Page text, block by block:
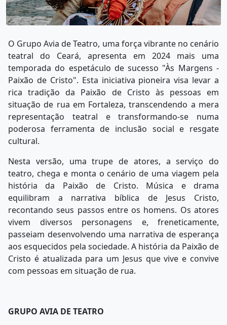
O Grupo Avia de Teatro, uma força vibrante no cenário
teatral do Ceará, apresenta em 2024 mais uma
temporada do espetáculo de sucesso "Às Margens -
Paixão de Cristo". Esta iniciativa pioneira visa levar a
rica tradição da Paixão de Cristo às pessoas em
situação de rua em Fortaleza, transcendendo a mera
representação teatral e transformando-se numa
poderosa ferramenta de inclusão social e resgate
cultural.
Nesta versão, uma trupe de atores, a serviço do
teatro, chega e monta o cenário de uma viagem pela
história da Paixão de Cristo. Música e drama
equilibram a narrativa bíblica de Jesus Cristo,
recontando seus passos entre os homens. Os atores
vivem diversos personagens e, freneticamente,
passeiam desenvolvendo uma narrativa de esperança
aos esquecidos pela sociedade. A história da Paixão de
Cristo é atualizada para um Jesus que vive e convive
com pessoas em situação de rua.
GRUPO AVIA DE TEATRO